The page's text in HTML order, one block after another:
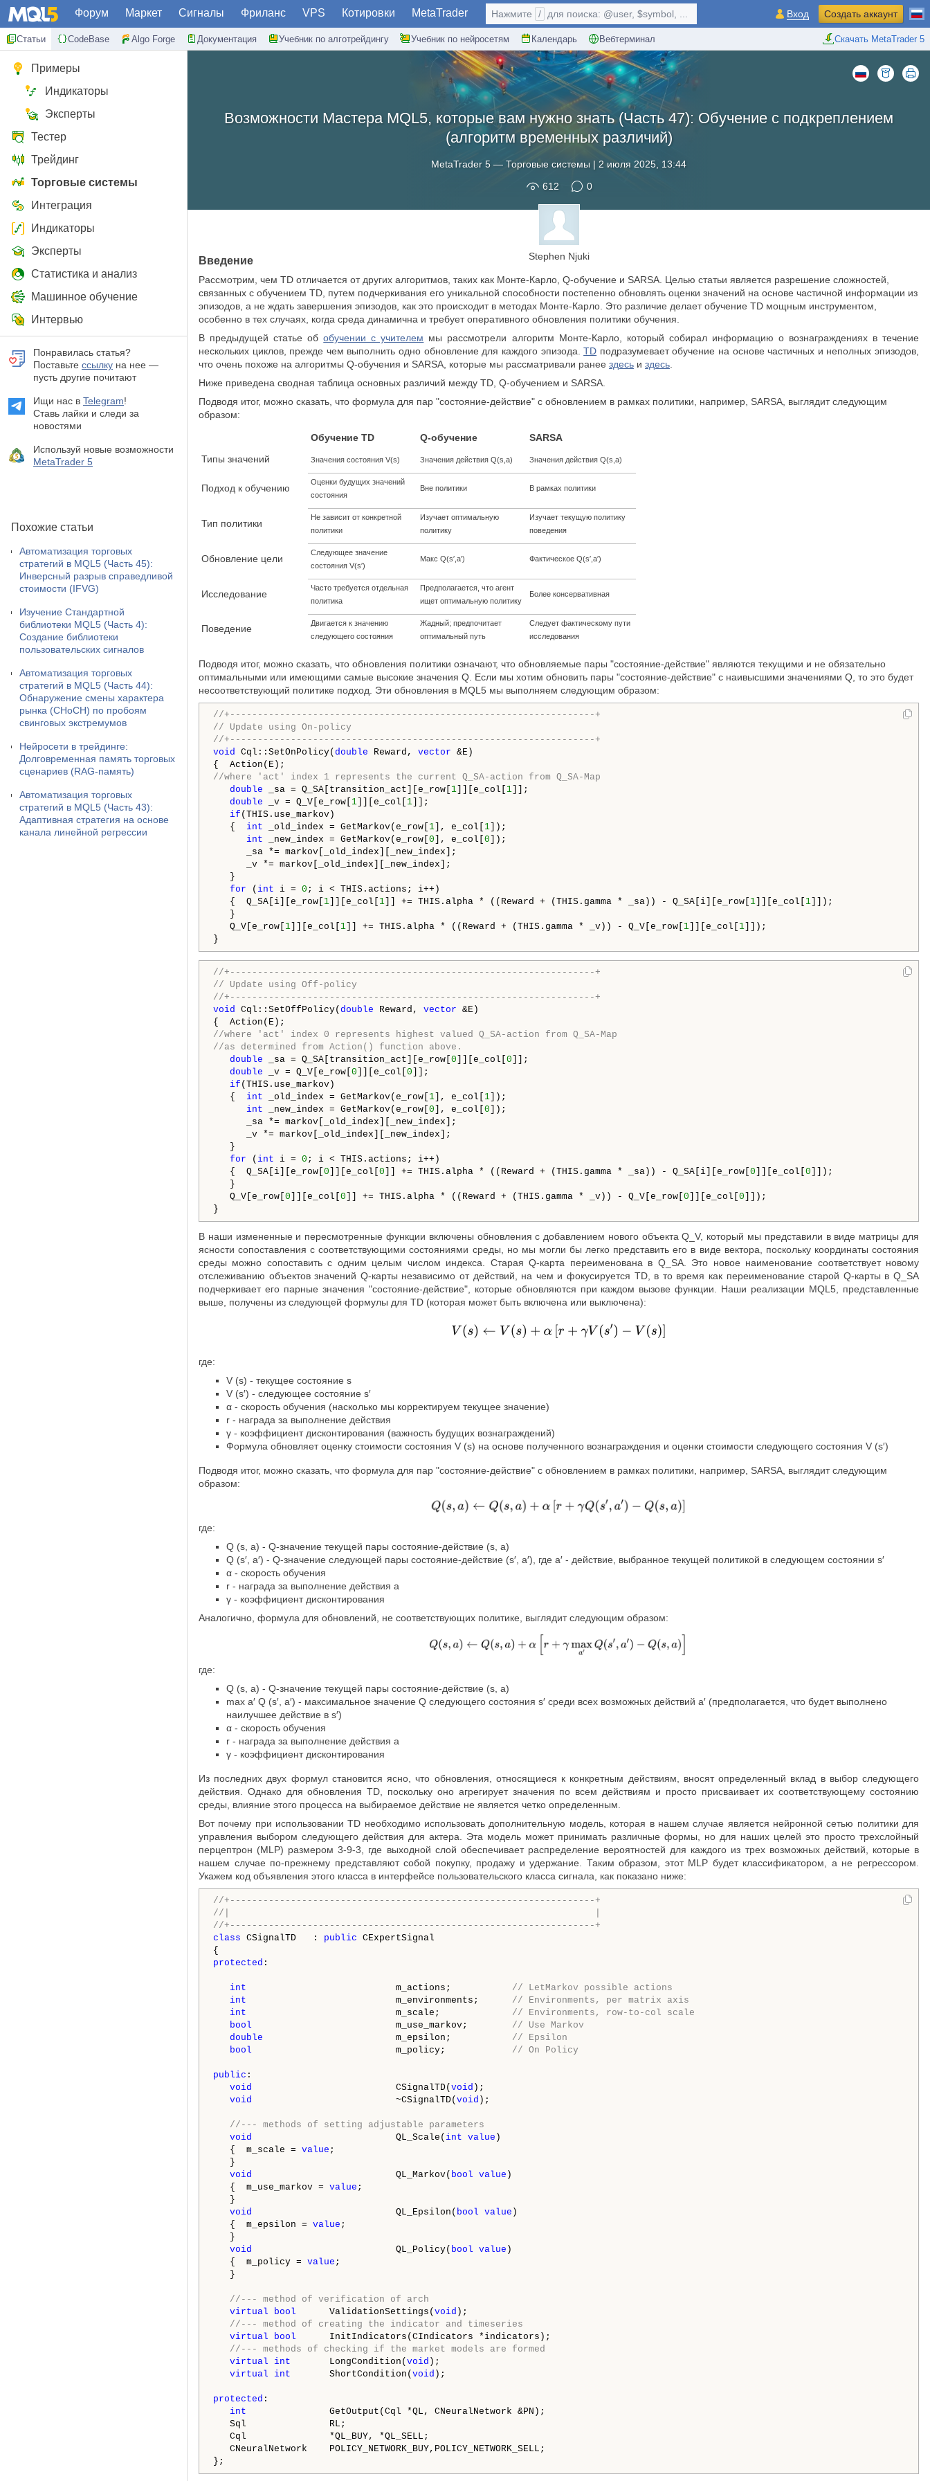
Форум Маркет Сигналы Фриланс VPS Котировки MetaTrader
Статьи CodeBase Algo Forge Документация Учебник по алготрейдингу Учебник по нейросетям Календарь Вебтерминал Скачать MetaTrader 5
Нажмите / для поиска: @user, $symbol, ... Вход Создать аккаунт
Примеры
Индикаторы
Эксперты
Тестер
Трейдинг
Торговые системы
Интеграция
Индикаторы
Эксперты
Статистика и анализ
Машинное обучение
Интервью
Понравилась статья?
Поставьте ссылку на нее —
пусть другие почитают
Ищи нас в Telegram!
Ставь лайки и следи за
новостями
Используй новые возможности
MetaTrader 5
Похожие статьи
Автоматизация торговых
стратегий в MQL5 (Часть 45):
Инверсный разрыв справедливой
стоимости (IFVG)
Изучение Стандартной
библиотеки MQL5 (Часть 4):
Создание библиотеки
пользовательских сигналов
Автоматизация торговых
стратегий в MQL5 (Часть 44):
Обнаружение смены характера
рынка (CHoCH) по пробоям
свинговых экстремумов
Нейросети в трейдинге:
Долговременная память торговых
сценариев (RAG-память)
Автоматизация торговых
стратегий в MQL5 (Часть 43):
Адаптивная стратегия на основе
канала линейной регрессии
Возможности Мастера MQL5, которые вам нужно знать (Часть 47): Обучение с подкреплением
(алгоритм временных различий)
MetaTrader 5 — Торговые системы | 2 июля 2025, 13:44
612
0
Stephen Njuki
Введение
Рассмотрим, чем TD отличается от других алгоритмов, таких как Монте-Карло, Q-обучение и SARSA. Целью статьи является разрешение сложностей,
связанных с обучением TD, путем подчеркивания его уникальной способности постепенно обновлять оценки значений на основе частичной информации из
эпизодов, а не ждать завершения эпизодов, как это происходит в методах Монте-Карло. Это различие делает обучение TD мощным инструментом,
особенно в тех случаях, когда среда динамична и требует оперативного обновления политики обучения.
В предыдущей статье обобучении с учителем мы рассмотрели алгоритм Монте-Карло, который собирал информацию о вознаграждениях в течение
нескольких циклов, прежде чем выполнить одно обновление для каждого эпизода.TD подразумевает обучение на основе частичных и неполных эпизодов,
что очень похоже на алгоритмы Q-обучения и SARSA, которые мы рассматривали ранее здесь и здесь
Ниже приведена сводная таблица основных различий между TD, Q-обучением и SARSA.
Подводя итог, можно сказать, что формула для пар "состояние-действие" с обновлением в рамках политики, например, SARSA, выглядит следующим
образом:
Обучение TD Q-обучение
SARSA
Типы значений
Значения состояния V(s) Значения действия Q(s,a) Значения действия Q(s,a)
Подход к обучению
Оценки будущих значений
состояния
Вне политики В рамках политики
Тип политики
Не зависит от конкретной
политики
Изучает оптимальную
политику
Изучает текущую политику
поведения
Обновление цели
Следующее значение
состояния V(s′)
Макс Q(s′,a′) Фактическое Q(s′,a′)
Исследование
Часто требуется отдельная
политика
Предполагается, что агент
ищет оптимальную политику
Более консервативная
Поведение
Двигается к значению
следующего состояния
Жадный; предпочитает
оптимальный путь
Следует фактическому пути
исследования
Подводя итог, можно сказать, что обновления политики означают, что обновляемые пары "состояние-действие" являются текущими и не обязательно
оптимальными или имеющими самые высокие значения Q. Если мы хотим обновить пары "состояние-действие" с наивысшими значениями Q, то это будет
несоответствующий политике подход. Эти обновления в MQL5 мы выполняем следующим образом:
//+------------------------------------------------------------------+
// Update using On-policy
//+------------------------------------------------------------------+
void Cql::SetOnPolicy( double Reward, vector &E)
//where 'act' index 1 represents the current Q_SA-action from Q_SA-Map
double _sa = Q_SA[transition_act][e_row[ 1 ]][e_col[ 1 ]];
double _v = Q_V[e_row[ 1 ]][e_col[ 1 ]];
if (THIS.use_markov)
{ int _old_index = GetMarkov(e_row[ 1 ], e_col[ 1 ]);
int _new_index = GetMarkov(e_row[ 0 ], e_col[ 0 ]);
_sa *= markov[_old_index][_new_index];
_v *= markov[_old_index][_new_index];
}
for ( int i = 0 ; i < THIS.actions; i++)
{  Q_SA[i][e_row[ 1 ]][e_col[ 1 ]] += THIS.alpha * ((Reward + (THIS.gamma * _sa)) - Q_SA[i][e_row[ 1 ]][e_col[ 1 ]]);
}
Q_V[e_row[ 1 ]][e_col[ 1 ]] += THIS.alpha * ((Reward + (THIS.gamma * _v)) - Q_V[e_row[ 1 ]][e_col[ 1 ]]);
}
//+------------------------------------------------------------------+
// Update using Off-policy
//+------------------------------------------------------------------+
void Cql::SetOffPolicy( double Reward, vector &E)
//where 'act' index 0 represents highest valued Q_SA-action from Q_SA-Map
//as determined from Action() function above.
double _sa = Q_SA[transition_act][e_row[ 0 ]][e_col[ 0 ]];
double _v = Q_V[e_row[ 0 ]][e_col[ 0 ]];
if (THIS.use_markov)
{ int _old_index = GetMarkov(e_row[ 1 ], e_col[ 1 ]);
int _new_index = GetMarkov(e_row[ 0 ], e_col[ 0 ]);
_sa *= markov[_old_index][_new_index];
_v *= markov[_old_index][_new_index];
}
for ( int i = 0 ; i < THIS.actions; i++)
{  Q_SA[i][e_row[ 0 ]][e_col[ 0 ]] += THIS.alpha * ((Reward + (THIS.gamma * _sa)) - Q_SA[i][e_row[ 0 ]][e_col[ 0 ]]);
}
Q_V[e_row[ 0 ]][e_col[ 0 ]] += THIS.alpha * ((Reward + (THIS.gamma * _v)) - Q_V[e_row[ 0 ]][e_col[ 0 ]]);
}
В наши измененные и пересмотренные функции включены обновления с добавлением нового объекта Q_V, который мы представили в виде матрицы для
ясности сопоставления с соответствующими состояниями среды, но мы могли бы легко представить его в виде вектора, поскольку координаты состояния
среды можно сопоставить с одним целым числом индекса. Старая Q-карта переименована в Q_SA. Это новое наименование соответствует новому
отслеживанию объектов значений Q-карты независимо от действий, на чем и фокусируется TD, в то время как переименование старой Q-карты в Q_SA
подчеркивает его парные значения "состояние-действие", которые обновляются при каждом вызове функции. Наши реализации MQL5, представленные
выше, получены из следующей формулы для TD (которая может быть включена или выключена):
где:
V (s) - текущее состояние s
V (s′) - следующее состояние s′
α - скорость обучения (насколько мы корректируем текущее значение)
r - награда за выполнение действия
γ - коэффициент дисконтирования (важность будущих вознаграждений)
Формула обновляет оценку стоимости состояния V (s) на основе полученного вознаграждения и оценки стоимости следующего состояния V (s′)
Подводя итог, можно сказать, что формула для пар "состояние-действие" с обновлением в рамках политики, например, SARSA, выглядит следующим
образом:
где:
Q (s, a) - Q-значение текущей пары состояние-действие (s, a)
Q (s′, a′) - Q-значение следующей пары состояние-действие (s′, a′), где a′ - действие, выбранное текущей политикой в следующем состоянии s′
α - скорость обучения
r - награда за выполнение действия a
γ - коэффициент дисконтирования
Аналогично, формула для обновлений, не соответствующих политике, выглядит следующим образом:
где:
Q (s, a) - Q-значение текущей пары состояние-действие (s, a)
max a′ ​Q (s′, a′) - максимальное значение Q следующего состояния s′ среди всех возможных действий a′ (предполагается, что будет выполнено
наилучшее действие в s′)
α - скорость обучения
r - награда за выполнение действия a
γ - коэффициент дисконтирования
Из последних двух формул становится ясно, что обновления, относящиеся к конкретным действиям, вносят определенный вклад в выбор следующего
действия. Однако для обновления TD, поскольку оно агрегирует значения по всем действиям и просто присваивает их соответствующему состоянию
среды, влияние этого процесса на выбираемое действие не является четко определенным.
Вот почему при использовании TD необходимо использовать дополнительную модель, которая в нашем случае является нейронной сетью политики для
управления выбором следующего действия для актера. Эта модель может принимать различные формы, но для наших целей это просто трехслойный
перцептрон (MLP) размером 3-9-3, где выходной слой обеспечивает распределение вероятностей для каждого из трех возможных действий, которые в
нашем случае по-прежнему представляют собой покупку, продажу и удержание. Таким образом, этот MLP будет классификатором, а не регрессором.
Укажем код объявления этого класса в интерфейсе пользовательского класса сигнала, как показано ниже:
//+------------------------------------------------------------------+
//|                                                                  |
//+------------------------------------------------------------------+
class CSignalTD   : public CExpertSignal
protected :
int m_actions; // LetMarkov possible actions
int m_environments; // Environments, per matrix axis
int m_scale; // Environments, row-to-col scale
bool m_use_markov; // Use Markov
double m_epsilon; // Epsilon
bool m_policy; // On Policy
public :
void
CSignalTD( void );
void
~CSignalTD( void );
//--- methods of setting adjustable parameters
void
QL_Scale( int value )
{  m_scale = value ;
}
void
QL_Markov( bool value )
{  m_use_markov = value ;
}
void
QL_Epsilon( bool value )
{  m_epsilon = value ;
}
void
QL_Policy( bool value )
{  m_policy = value ;
}
//--- method of verification of arch
virtual
bool ValidationSettings( void );
//--- method of creating the indicator and timeseries
virtual
bool InitIndicators(CIndicators *indicators);
//--- methods of checking if the market models are formed
virtual
int LongCondition( void );
virtual
int ShortCondition( void );
protected :
int GetOutput(Cql *QL, CNeuralNetwork &PN);
Sql               RL;
Cql               *QL_BUY, *QL_SELL;
CNeuralNetwork    POLICY_NETWORK_BUY,POLICY_NETWORK_SELL;
};